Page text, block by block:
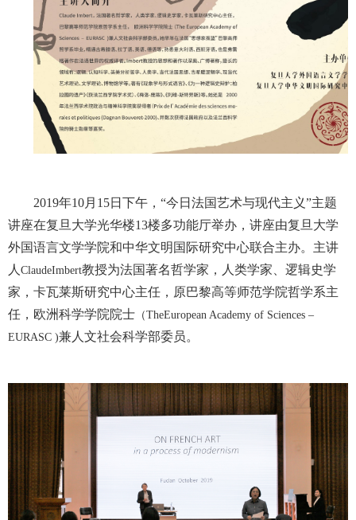
2019年10月 15日下午，“今日法国艺术与现代主义”主题
讲座在复旦大学光华楼13楼多功能厅举办，讲座由复旦大学
外国语言文学学院和中华文明国际研究中心联合主办。主讲
人 ClaudeImbert教授为法国著名哲学家，人类学家、逻辑史学
家，卡瓦莱斯研究中心主任，原巴黎高等师范学院哲学系主
任，欧洲科学学院院士 （TheEuropean Academy of Sciences –
EURASC )兼人文社会科学部委员。